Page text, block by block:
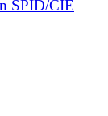
SPID/CIE